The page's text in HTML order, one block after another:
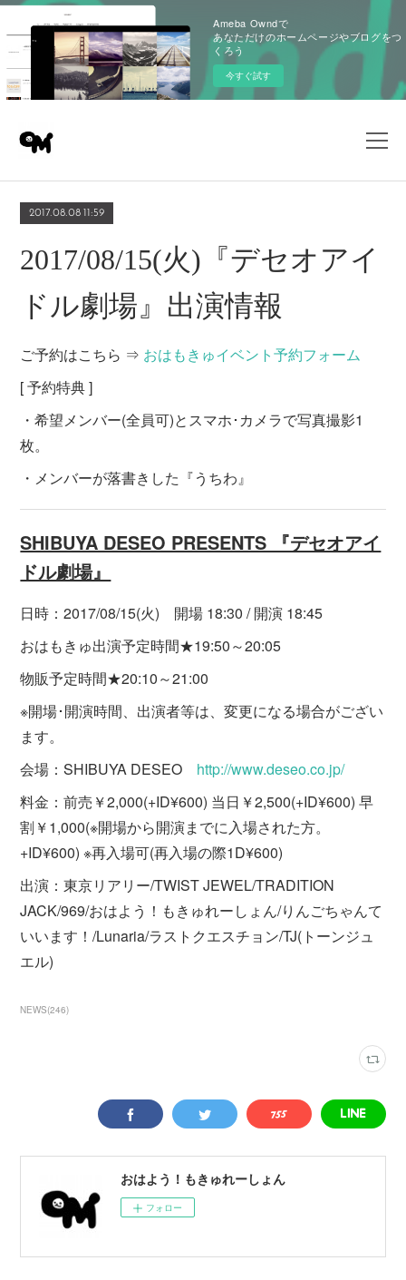
Ameba Owndで
あなただけのホームページやブログをつ
くろう
今すぐ試す
2017.08.08 11:59
2017/08/15(火)『デセオアイ
ドル劇場』出演情報
ご予約はこちら ⇒ おはもきゅイベント予約フォーム
[ 予約特典 ]
・希望メンバー(全員可)とスマホ･カメラで写真撮影1
枚。
・メンバーが落書きした『うちわ』
SHIBUYA DESEO PRESENTS 『デセオアイ
ドル劇場』
日時：2017/08/15(火) 開場 18:30 / 開演 18:45
おはもきゅ出演予定時間★19:50～20:05
物販予定時間★20:10～21:00
※開場･開演時間、出演者等は、変更になる場合がござい
ます。
会場：SHIBUYA DESEO http://www.deseo.co.jp/
料金：前売￥2,000(+ID¥600) 当日￥2,500(+ID¥600) 早
割￥1,000(※開場から開演までに入場された方。
+ID¥600) ※再入場可(再入場の際1D¥600)
出演：東京リアリー/TWIST JEWEL/TRADITION
JACK/969/おはよう！もきゅれーしょん/りんごちゃんて
いいます！/Lunaria/ラストクエスチョン/TJ(トーンジュ
エル)
NEWS(246)
おはよう！もきゅれーしょん
フォロー